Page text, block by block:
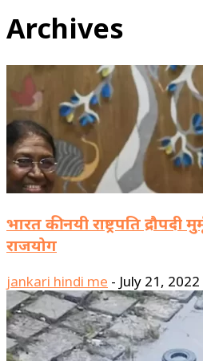
Archives
भारत की नयी राष्ट्रपति द्रौपदी
राजयोग
jankari hindi me - July 21, 2022